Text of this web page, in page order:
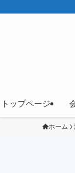
トップページ
ホーム